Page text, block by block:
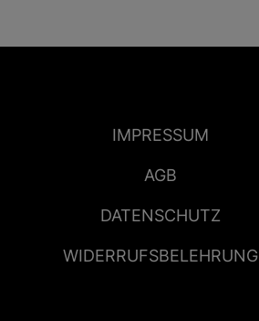
IMPRESSUM
AGB
DATENSCHUTZ
WIDERRUFSBELEHRUNG